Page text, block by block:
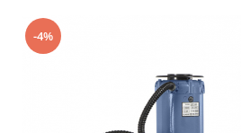
Dispozitive de sudare pentru panze
panglica
Ferastraie metal cu banda si taiere
dubla semiautomate
-4%